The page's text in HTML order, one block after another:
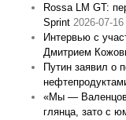
Rossa LM GT:
Sprint 2026-07-16
Интервью с
Дмитрием
Путин заявил о
«Мы —
глянца, зато с